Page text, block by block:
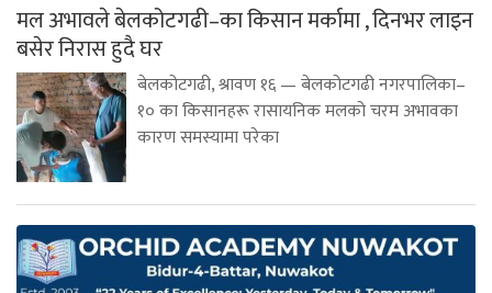
मल अभावले बेलकोटगढी–का किसान मर्कामा , दिनभर लाइन
बसेर निरास हुदै घर
बेलकोटगढी, श्रावण १६ — बेलकोटगढी नगरपालिका–
१० का किसानहरू रासायनिक मलको चरम अभावका
कारण समस्यामा परेका